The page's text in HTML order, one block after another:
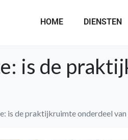
HOME DIENSTEN
is de
is de praktijkruimte onderdeel van